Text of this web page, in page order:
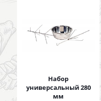
Набор
универсальный 280
мм